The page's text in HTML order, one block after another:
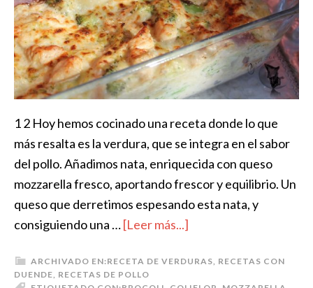
1 2 Hoy hemos cocinado una receta donde lo que
más resalta es la verdura, que se integra en el sabor
del pollo. Añadimos nata, enriquecida con queso
mozzarella fresco, aportando frescor y equilibrio. Un
queso que derretimos espesando esta nata, y
consiguiendo una …[Leer más...]
ARCHIVADO EN:RECETA DE VERDURAS RECETAS CON
DUENDE RECETAS DE POLLO